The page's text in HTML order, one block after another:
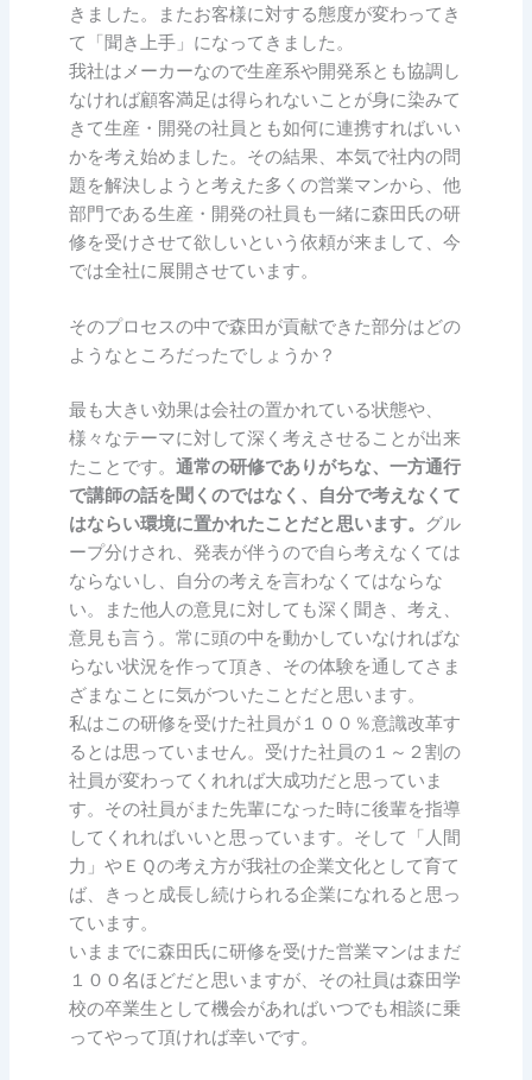
きました。またお客様に対する態度が変わってき
て「聞き上手」になってきました。
我社はメーカーなので生産系や開発系とも協調し
なければ顧客満足は得られないことが身に染みて
きて生産・開発の社員とも如何に連携すればいい
かを考え始めました。その結果、本気で社内の問
題を解決しようと考えた多くの営業マンから、他
部門である生産・開発の社員も一緒に森田氏の研
修を受けさせて欲しいという依頼が来まして、今
では全社に展開させています。
そのプロセスの中で森田が貢献できた部分はどの
ようなところだったでしょうか？
最も大きい効果は会社の置かれている状態や、
様々なテーマに対して深く考えさせることが出来
たことです。 通常の研修でありがちな、一方通行
で講師の話を聞くのではなく、自分で考えなくて
はならい環境に置かれたことだと思います。
グル
ープ分けされ、発表が伴うので自ら考えなくては
ならないし、自分の考えを言わなくてはならな
い。また他人の意見に対しても深く聞き、考え、
意見も言う。常に頭の中を動かしていなければな
らない状況を作って頂き、その体験を通してさま
ざまなことに気がついたことだと思います。
私はこの研修を受けた社員が１００％意識改革す
るとは思っていません。受けた社員の１～２割の
社員が変わってくれれば大成功だと思っていま
す。その社員がまた先輩になった時に後輩を指導
してくれればいいと思っています。そして「人間
力」やＥＱの考え方が我社の企業文化として育て
ば、きっと成長し続けられる企業になれると思っ
ています。
いままでに森田氏に研修を受けた営業マンはまだ
１００名ほどだと思いますが、その社員は森田学
校の卒業生として機会があればいつでも相談に乗
ってやって頂ければ幸いです。